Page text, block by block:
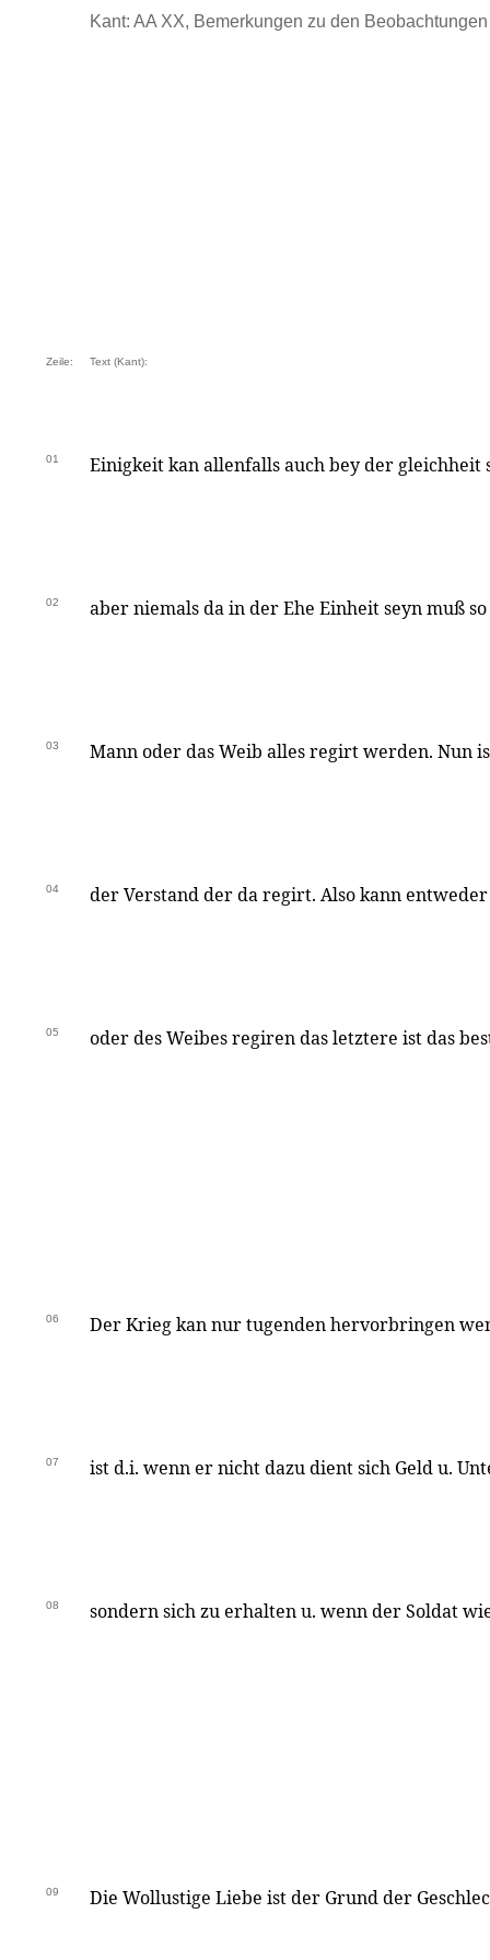
Kant: AA XX, Bemerkungen zu den
Zeile: Text (Kant):
01 Einigkeit kan allenfalls auch bey der
02 aber niemals da in der Ehe Einheit seyn muß
03 Mann oder das Weib alles regirt werden. Nun
04 der Verstand der da regirt. Also kann
05 oder des Weibes regiren das letztere ist das
06 Der Krieg kan nur tugenden hervorbringen
07 ist d.i. wenn er nicht dazu dient sich Geld u.
08 sondern sich zu erhalten u. wenn der Soldat
09 Die Wollustige Liebe ist der Grund der